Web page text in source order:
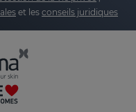
et les conseils juridiques